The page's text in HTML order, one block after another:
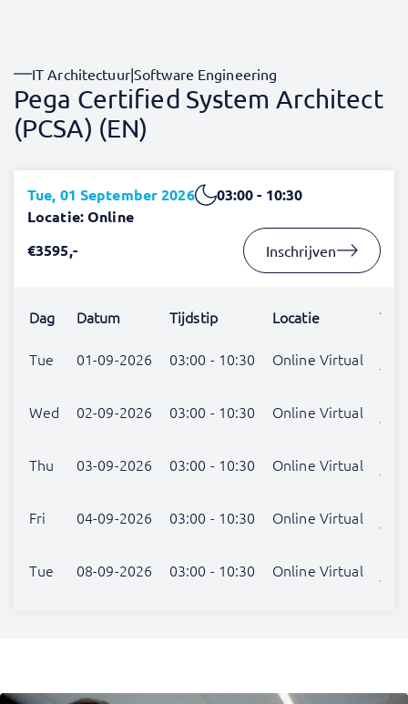
IT Architectuur|Software Engineering
Pega Certified System Architect
(PCSA) (EN)
Tue, 01 September 2026
03:00 - 10:30
Locatie: Online
€3595,-
Inschrijven
Dag Datum Tijdstip Locatie
Tue 01-09-2026 03:00 - 10:30 Online Virtual
Wed 02-09-2026 03:00 - 10:30 Online Virtual
Thu 03-09-2026 03:00 - 10:30 Online Virtual
Fri 04-09-2026 03:00 - 10:30 Online Virtual
Tue 08-09-2026 03:00 - 10:30 Online Virtual